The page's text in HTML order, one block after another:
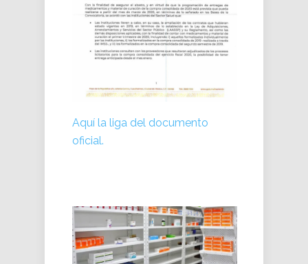
Aquí la liga del documento
oficial.